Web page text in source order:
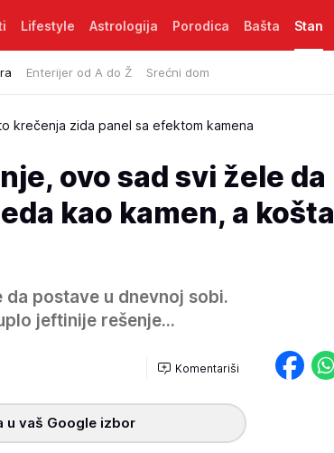
Lifestyle Astrologija Porodica Bašta Stan
Enterijer od A do Ž Srećni dom
krečenja zida panel sa efektom kamena
ovo sad svi žele da
kao kamen, a košta
postave u dnevnoj sobi.
jeftinije rešenje...
Komentariši
u vaš Google izbor